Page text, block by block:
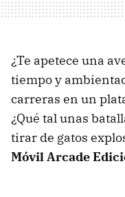
¿Te apetece una
tiempo y
carreras en un
¿Qué tal unas
tirar de gatos
Móvil Arcade